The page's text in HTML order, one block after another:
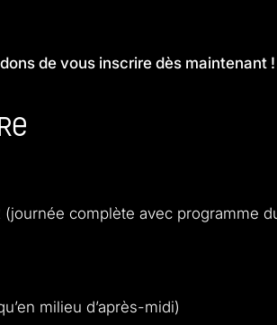
de vous inscrire dès maintenant !
complète avec programme
milieu d’après-midi)